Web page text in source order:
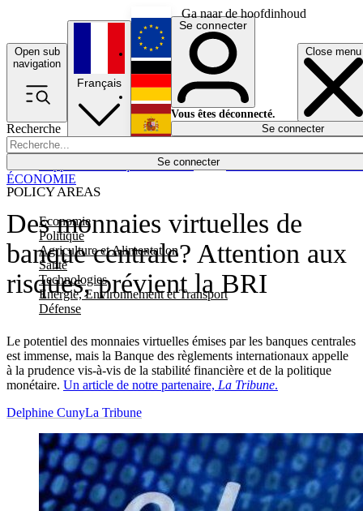
Ga naar de hoofdinhoud
Open sub
navigation
Close menu
Recherche
Se connecter
POLICY AREAS
Economie
Politique
Agriculture et Alimentation
Santé
Technologies
Energie, Environnement et Transport
Défense
Économie
Français
English
Deutsch
Español
Se connecter
Vous êtes déconnecté.
Se connecter
Des monnaies virtuelles de
banque centrale? Attention aux
risques, prévient la BRI
Le potentiel des monnaies virtuelles émises par les banques centrales
est immense, mais la Banque des règlements internationaux appelle
à la prudence vis-à-vis de la stabilité financière et de la politique
monétaire. Un article de notre partenaire, La Tribune.
ÉCONOMIE
Delphine CunyLa Tribune